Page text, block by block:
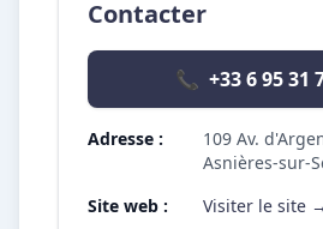
Contacter
📞 +33 6 95 31
Adresse :
109 Av.
Asnières-sur-
Site web :
Visiter le site →